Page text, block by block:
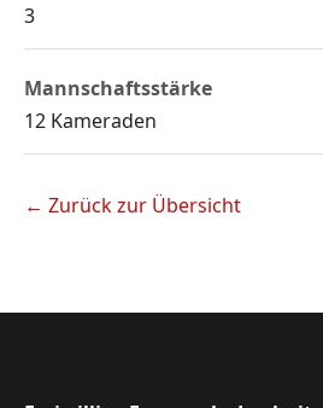
3
Mannschaftsstärke
12 Kameraden
← Zurück zur Übersicht